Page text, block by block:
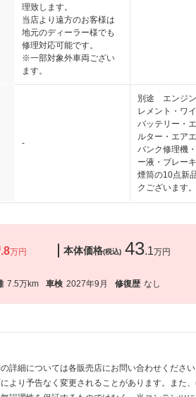
理致します。
当店より遠方のお客様は
地元のディーラー様でも
修理対応可能です。
※一部対象外車両ござい
ます。
-
別途 エンジ
レメント・ワ
バッテリー・
ルター・エア
パンク修理機
ー液・ブレー
煙筒の10点新
クございます。
.8万円
本体価格(税込) 43.1万円
7.5万km 車検 2027年9月 修復歴 なし
詳細については各販売店にお問い合わせください
より予告なく変更されることがあります。また